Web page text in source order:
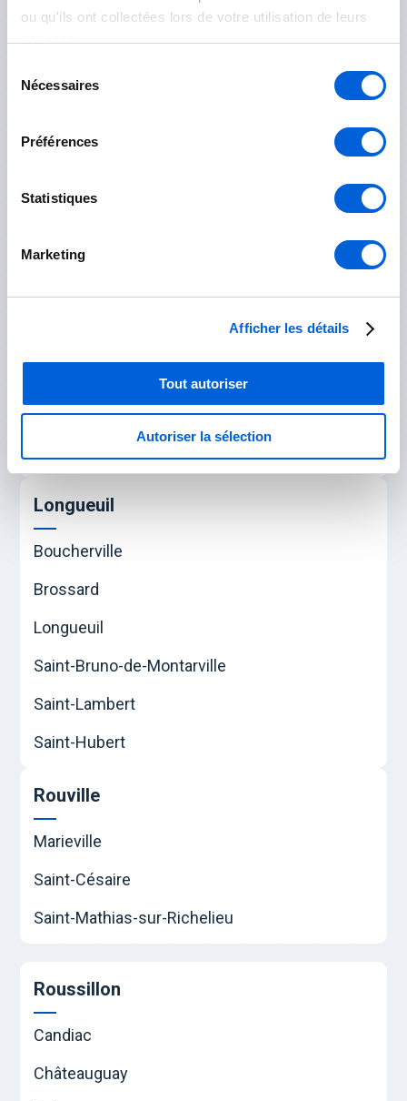
ou qu'ils ont collectées lors de votre utilisation de leurs
Nécessaires
Préférences
Statistiques
Marketing
Afficher les détails
Tout autoriser
Autoriser la sélection
La Vallée-du-Richelieu
Chambly
Otterburn Park
Saint-Basile-le-Grand
Les Jardins-de-Napierville
Napierville
Longueuil
Boucherville
Brossard
Longueuil
Saint-Bruno-de-Montarville
Saint-Lambert
Saint-Hubert
Rouville
Marieville
Saint-Césaire
Saint-Mathias-sur-Richelieu
Roussillon
Candiac
Châteauguay